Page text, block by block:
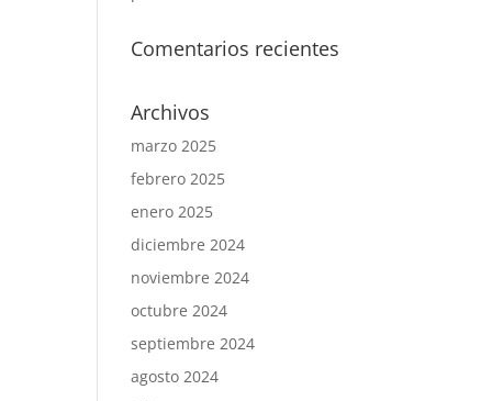
Comentarios recientes
Archivos
marzo 2025
febrero 2025
enero 2025
diciembre 2024
noviembre 2024
octubre 2024
septiembre 2024
agosto 2024